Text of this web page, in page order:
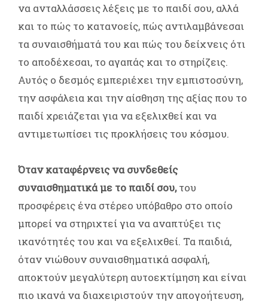
να ανταλλάσσεις λέξεις με το παιδί σου, αλλά
και το πώς το κατανοείς, πώς αντιλαμβάνεσαι
τα συναισθήματά του και πώς του δείχνεις ότι
το αποδέχεσαι, το αγαπάς και το στηρίζεις.
Αυτός ο δεσμός εμπεριέχει την εμπιστοσύνη,
την ασφάλεια και την αίσθηση της αξίας που το
παιδί χρειάζεται για να εξελιχθεί και να
αντιμετωπίσει τις προκλήσεις του κόσμου.
Όταν καταφέρνεις να συνδεθείς
συναισθηματικά με το παιδί σου,του
προσφέρεις ένα στέρεο υπόβαθρο στο οποίο
μπορεί να στηριχτεί για να αναπτύξει τις
ικανότητές του και να εξελιχθεί. Τα παιδιά,
όταν νιώθουν συναισθηματικά ασφαλή,
αποκτούν μεγαλύτερη αυτοεκτίμηση και είναι
πιο ικανά να διαχειριστούν την απογοήτευση,